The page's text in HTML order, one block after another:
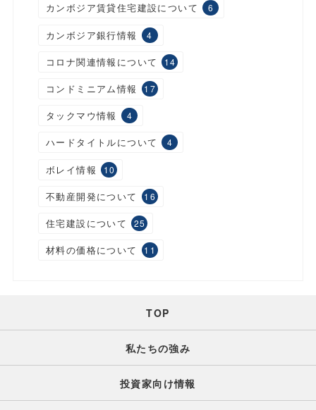
カンボジア賃貸住宅建設について 6
カンボジア銀行情報 4
コロナ関連情報について 14
コンドミニアム情報 17
タックマウ情報 4
ハードタイトルについて 4
ボレイ情報 10
不動産開発について 16
住宅建設について 25
材料の価格について 11
TOP
私たちの強み
投資家向け情報